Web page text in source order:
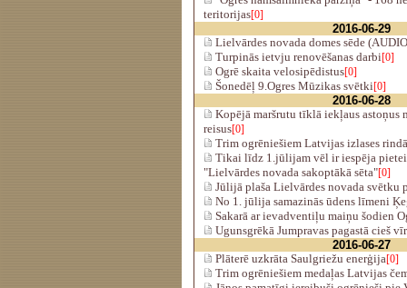
teritorijas[0]
2016-06-29
Lielvārdes novada domes sēde
Turpinās ietvju renovēšanas darbi[0]
Ogrē skaita velosipēdistus[0]
Šonedēļ 9.Ogres Mūzikas svētki[0]
2016-06-28
Kopējā maršrutu tīklā iekļaus astoņus
reisus[0]
Trim ogrēniešiem Latvijas izlases
Tikai līdz 1.jūlijam vēl ir iespēja
"Lielvārdes novada sakoptākā sēta"[0]
Jūlijā plaša Lielvārdes novada svētku
No 1. jūlija samazinās ūdens līmeni
Sakarā ar ievadventiļu maiņu šodien
Ugunsgrēkā Jumpravas pagastā cieš
2016-06-27
Plāterē uzkrāta Saulgriežu enerģija[0]
Trim ogrēniešiem medaļas Latvijas